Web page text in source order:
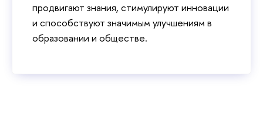
продвигают знания, стимулируют инновации
и способствуют значимым улучшениям в
образовании и обществе.